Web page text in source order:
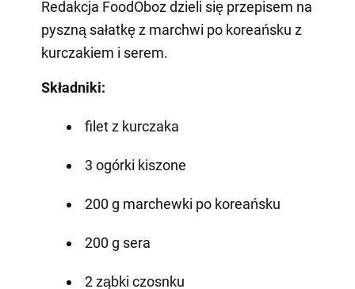
Redakcja FoodOboz dzieli się przepisem na
pyszną sałatkę z marchwi po koreańsku z
kurczakiem i serem.
Składniki:
filet z kurczaka
3 ogórki kiszone
200 g marchewki po koreańsku
200 g sera
2 ząbki czosnku